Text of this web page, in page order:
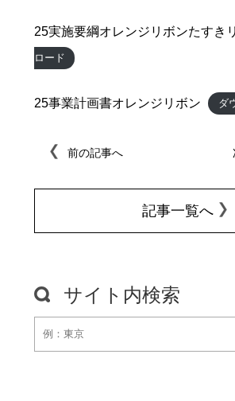
25実施要綱オレンジリボンたすき
ロード
25事業計画書オレンジリボン ダ
前の記事へ
記事一覧へ
サイト内検索